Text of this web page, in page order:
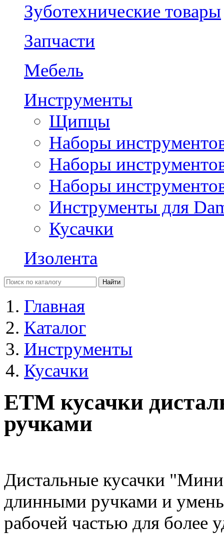
Зуботехнические товары
Запчасти
Мебель
Инструменты
Щипцы
Наборы
Наборы
Наборы
Инструменты для
Кусачки
Изолента
Главная
Каталог
Инструменты
Кусачки
ETM кусачки
ручками
Дистальные кусачки
длинными ручками и
рабочей частью для более